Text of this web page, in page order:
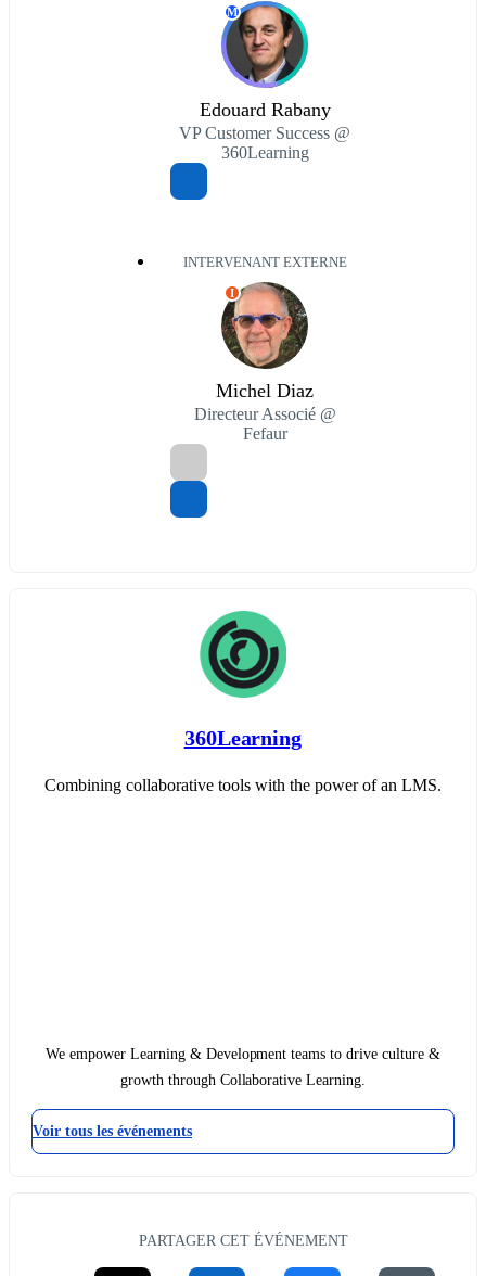
M
Edouard Rabany
VP Customer Success @
360Learning
INTERVENANT EXTERNE
I
Michel Diaz
Directeur Associé @
Fefaur
360Learning
Combining collaborative tools with the power of an LMS.
We empower Learning & Development teams to drive culture &
growth through Collaborative Learning.
Voir tous les événements
PARTAGER CET ÉVÉNEMENT